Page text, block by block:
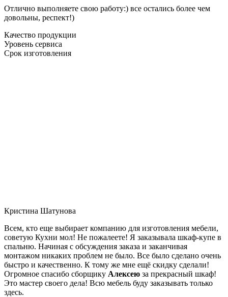
Отлично выполняете свою работу:) все остались более чем
довольны, респект!)
Качество продукции
Уровень сервиса
Срок изготовления
Кристина Шатунова
Всем, кто еще выбирает компанию для изготовления мебели,
советую Кухни мол! Не пожалеете! Я заказывала шкаф-купе в
спальню. Начиная с обсуждения заказа и заканчивая
монтажом никаких проблем не было. Все было сделано очень
быстро и качественно. К тому же мне ещё скидку сделали!
Огромное спасибо сборщику Алексею за прекрасный шкаф!
Это мастер своего дела! Всю мебель буду заказывать только
здесь.